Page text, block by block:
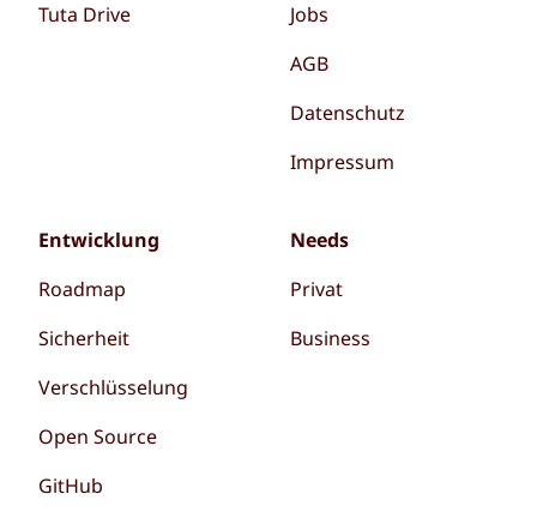
Tuta Drive
Jobs
AGB
Datenschutz
Impressum
Entwicklung
Roadmap
Sicherheit
Verschlüsselung
Open Source
GitHub
Needs
Privat
Business